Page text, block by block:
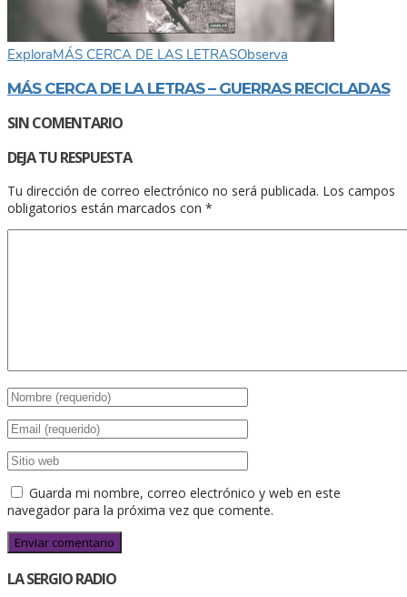
ExploraMÁS CERCA DE LAS LETRASObserva
MÁS CERCA DE LA LETRAS – GUERRAS RECICLADAS
SIN COMENTARIO
DEJA TU RESPUESTA
Tu dirección de correo electrónico no será publicada. Los campos
obligatorios están marcados con *
Guarda mi nombre, correo electrónico y web en este
navegador para la próxima vez que comente.
LA SERGIO RADIO